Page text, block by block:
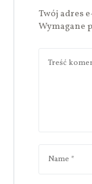
Twój adres
Wymagane